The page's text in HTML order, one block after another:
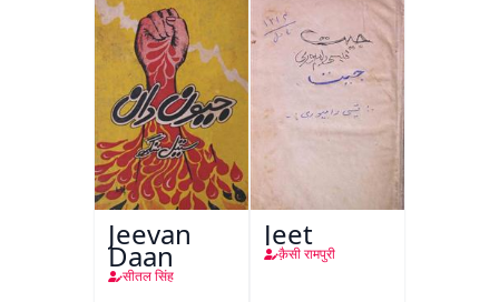
Jeevan
Daan
सीतल सिंह
Jeet
क़ैसी रामपुरी